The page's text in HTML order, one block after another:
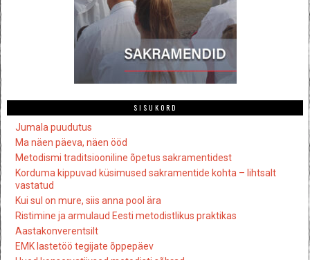
SISUKORD
Jumala puudutus
Ma näen päeva, näen ööd
Metodismi traditsiooniline õpetus sakramentidest
Korduma kippuvad küsimused sakramentide kohta – lihtsalt
vastatud
Kui sul on mure, siis anna pool ära
Ristimine ja armulaud Eesti metodistlikus praktikas
Aastakonverentsilt
EMK lastetöö tegijate õppepäev